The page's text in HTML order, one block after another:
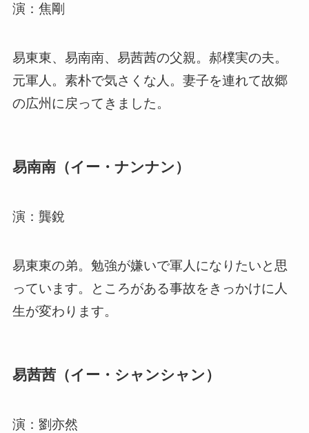
演：焦剛
易東東、易南南、易茜茜の父親。郝樸実の夫。
元軍人。素朴で気さくな人。妻子を連れて故郷
の広州に戻ってきました。
易南南（イー・ナンナン）
演：龔銳
易東東の弟。勉強が嫌いで軍人になりたいと思
っています。ところがある事故をきっかけに人
生が変わります。
易茜茜（イー・シャンシャン）
演：劉亦然